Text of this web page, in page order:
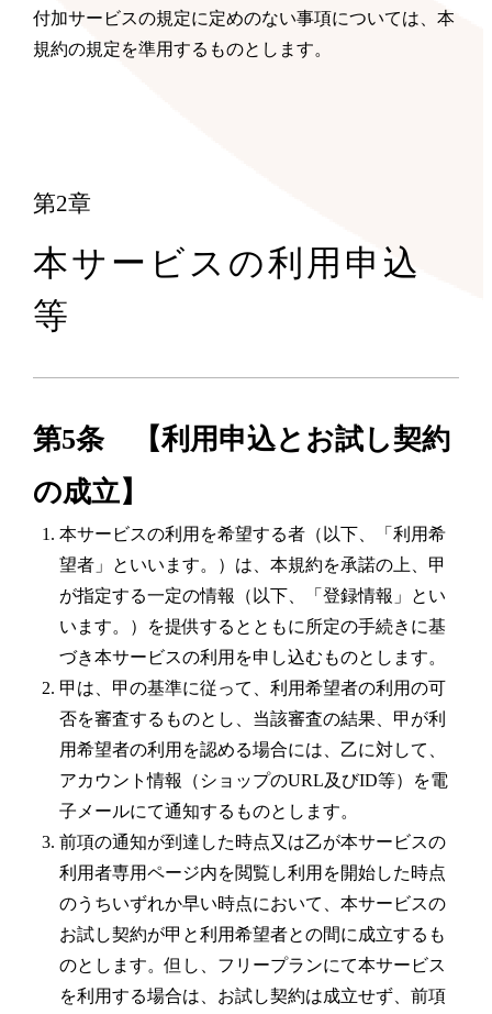
付加サービスの規定に定めのない事項については、本
規約の規定を準用するものとします。
第2章
本サービスの利用申込
等
第5条 【利用申込とお試し契約
の成立】
本サービスの利用を希望する者（以下、「利用希
望者」といいます。）は、本規約を承諾の上、甲
が指定する一定の情報（以下、「登録情報」とい
います。）を提供するとともに所定の手続きに基
づき本サービスの利用を申し込むものとします。
甲は、甲の基準に従って、利用希望者の利用の可
否を審査するものとし、当該審査の結果、甲が利
用希望者の利用を認める場合には、乙に対して、
アカウント情報（ショップのURL及びID等）を電
子メールにて通知するものとします。
前項の通知が到達した時点又は乙が本サービスの
利用者専用ページ内を閲覧し利用を開始した時点
のうちいずれか早い時点において、本サービスの
お試し契約が甲と利用希望者との間に成立するも
のとします。但し、フリープランにて本サービス
を利用する場合は、お試し契約は成立せず、前項